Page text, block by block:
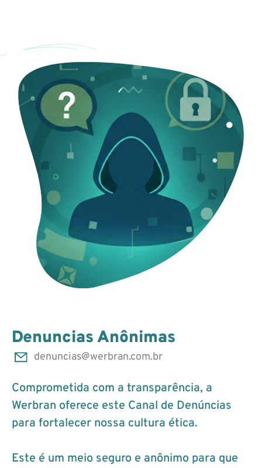
Denuncias Anônimas
denuncias@werbran.com.br
Comprometida com a transparência, a
Werbran oferece este Canal de Denúncias
para fortalecer nossa cultura ética.
Este é um meio seguro e anônimo para que